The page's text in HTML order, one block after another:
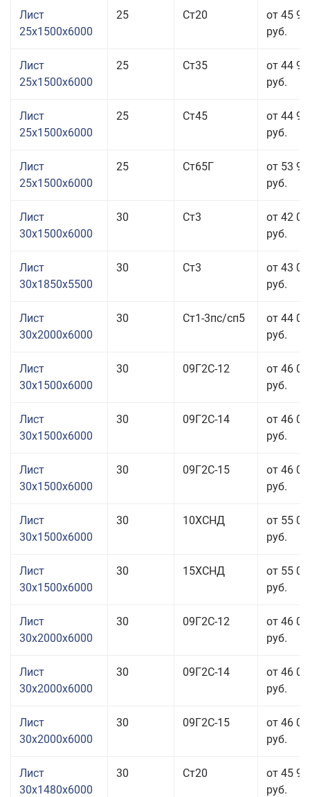
Лист
25x1500x6000
25 Ст20
от 45
руб.
Лист
25x1500x6000
25 Ст35
от 44
руб.
Лист
25x1500x6000
25 Ст45
от 44
руб.
Лист
25x1500x6000
25 Ст65Г
от 53
руб.
Лист
30x1500x6000
30 Ст3
от 42
руб.
Лист
30x1850x5500
30 Ст3
от 43
руб.
Лист
30x2000x6000
30 Ст1-3пс/сп5
от 44
руб.
Лист
30x1500x6000
30 09Г2С-12
от 46
руб.
Лист
30x1500x6000
30 09Г2С-14
от 46
руб.
Лист
30x1500x6000
30 09Г2С-15
от 46
руб.
Лист
30x1500x6000
30 10ХСНД
от 55
руб.
Лист
30x1500x6000
30 15ХСНД
от 55
руб.
Лист
30x2000x6000
30 09Г2С-12
от 46
руб.
Лист
30x2000x6000
30 09Г2С-14
от 46
руб.
Лист
30x2000x6000
30 09Г2С-15
от 46
руб.
Лист
30x1480x6000
30 Ст20
от 45
руб.